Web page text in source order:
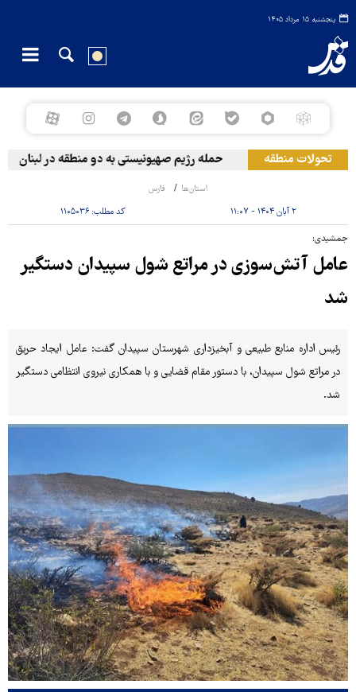
پنجشنبه ۱۵ مرداد ۱۴۰۵
تحولات منطقه حمله رژیم صهیونیستی به دو منطقه در لبنان
استان‌ها فارس
۲ آبان ۱۴۰۴ - ۱۱:۰۷ کد مطلب: ۱۱۰۵۰۳۶
جمشیدی:
عامل آتش‌سوزی در مراتع شول سپیدان دستگیر
شد
رئیس اداره منابع طبیعی و آبخیزداری شهرستان سپیدان گفت: عامل ایجاد حریق
در مراتع شول سپیدان، با دستور مقام قضایی و با همکاری نیروی انتظامی دستگیر
شد.